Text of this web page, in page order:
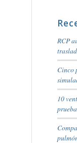
RCP
Cinco
10
prueba